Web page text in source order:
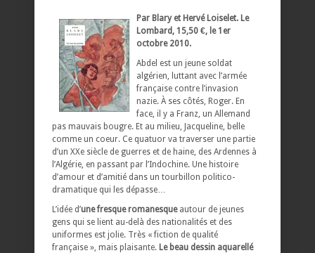
Par Blary et Hervé Loiselet. Le
Lombard, 15,50 €, le 1er
octobre 2010.
Abdel est un jeune soldat
algérien, luttant avec l’armée
française contre l’invasion
nazie. À ses côtés, Roger. En
face, il y a Franz, un Allemand
pas mauvais bougre. Et au milieu, Jacqueline, belle
comme un coeur. Ce quatuor va traverser une partie
d’un XXe siècle de guerres et de haine, des Ardennes à
l’Algérie, en passant par l’Indochine. Une histoire
d’amour et d’amitié dans un tourbillon politico-
dramatique qui les dépasse…
L’idée d’une fresque romanesqueautour de jeunes
gens qui se lient au-delà des nationalités et des
uniformes est jolie. Très « fiction de qualité
française », mais plaisante. Le beau dessin aquarellé